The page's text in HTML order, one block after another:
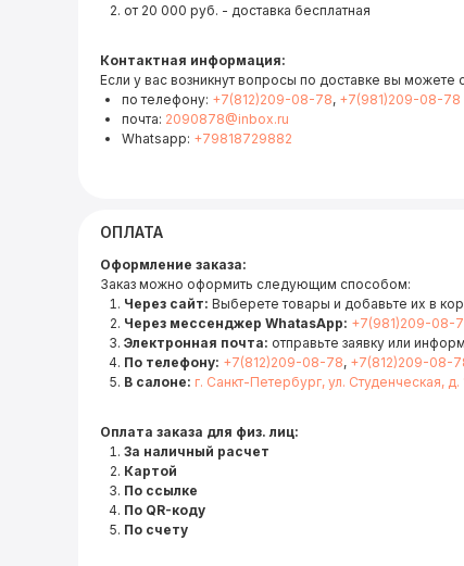
от 20 000 руб. - доставка бесплатная
Контактная информация:
Если у вас возникнут вопросы по доставке вы можете
по телефону: +7(812)209-08-78, +7(981)209-08-78
почта: 2090878@inbox.ru
Whatsapp: +79818729882
ОПЛАТА
Оформление заказа:
Заказ можно оформить следующим способом:
Через сайт: Выберете товары и добавьте их в
Через мессенджер WhatasApp: +7(981)209-08-
Электронная почта: отправьте заявку или
По телефону: +7(812)209-08-78, +7(812)209-08-
В салоне: г. Санкт-Петербург, ул. Студенческая,
Оплата заказа для физ. лиц:
За наличный расчет
Картой
По ссылке
По QR-коду
По счету